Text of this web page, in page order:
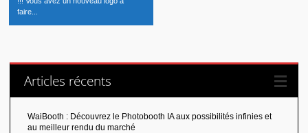
faire...
Articles récents
WaiBooth : Découvrez le Photobooth IA aux possibilités infinies et
au meilleur rendu du marché